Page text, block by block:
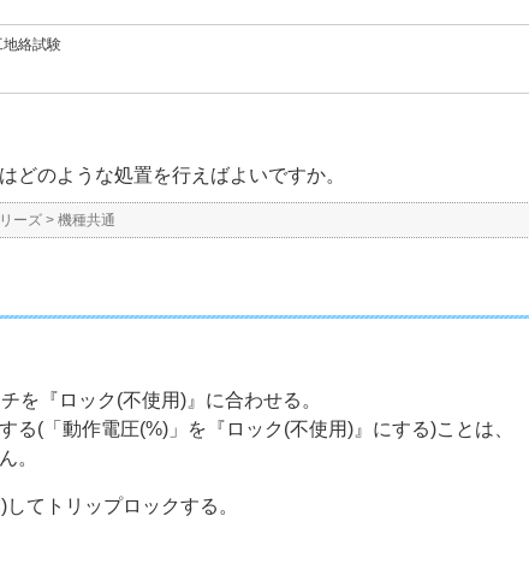
地絡試験
どのような処置を行えばよいですか。
ーズ > 機種共通
を『ロック(不使用)』に合わせる。
動作電圧(%)」を『ロック(不使用)』にする)ことは、
。
てトリップロックする。